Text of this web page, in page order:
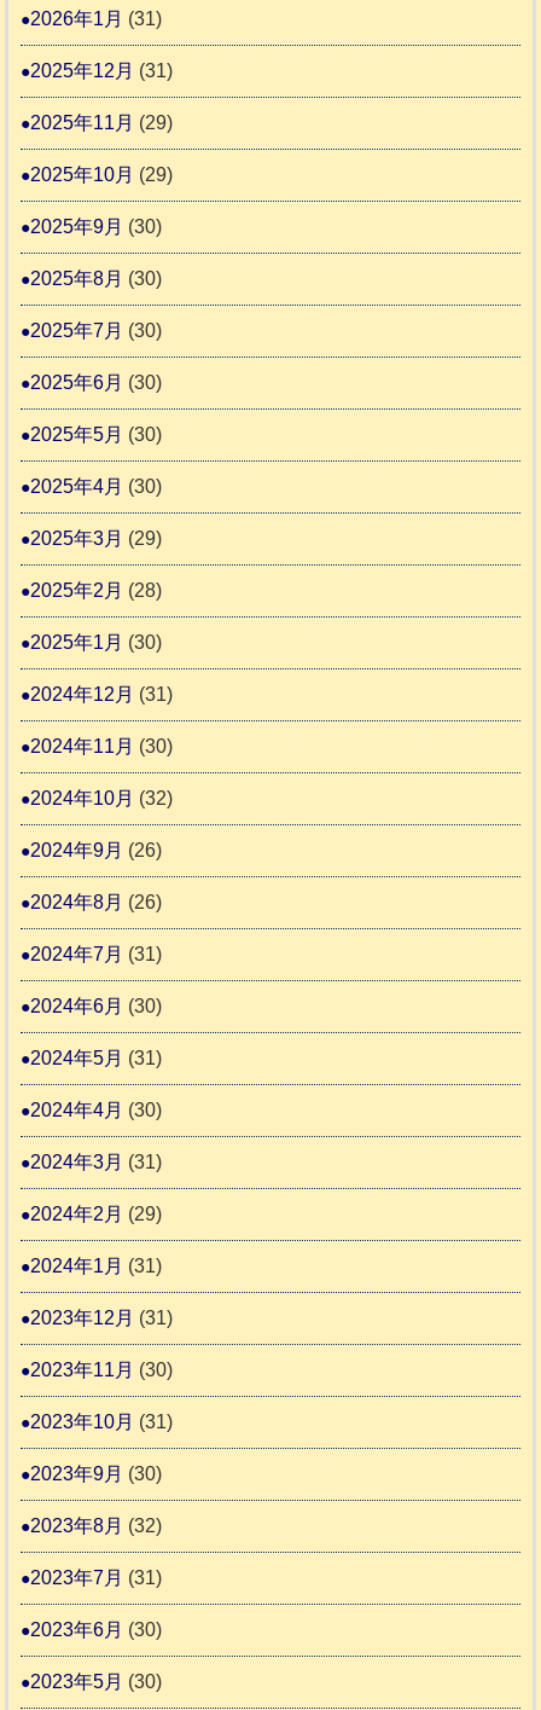
2026年1月 (31)
2025年12月 (31)
2025年11月 (29)
2025年10月 (29)
2025年9月 (30)
2025年8月 (30)
2025年7月 (30)
2025年6月 (30)
2025年5月 (30)
2025年4月 (30)
2025年3月 (29)
2025年2月 (28)
2025年1月 (30)
2024年12月 (31)
2024年11月 (30)
2024年10月 (32)
2024年9月 (26)
2024年8月 (26)
2024年7月 (31)
2024年6月 (30)
2024年5月 (31)
2024年4月 (30)
2024年3月 (31)
2024年2月 (29)
2024年1月 (31)
2023年12月 (31)
2023年11月 (30)
2023年10月 (31)
2023年9月 (30)
2023年8月 (32)
2023年7月 (31)
2023年6月 (30)
2023年5月 (30)